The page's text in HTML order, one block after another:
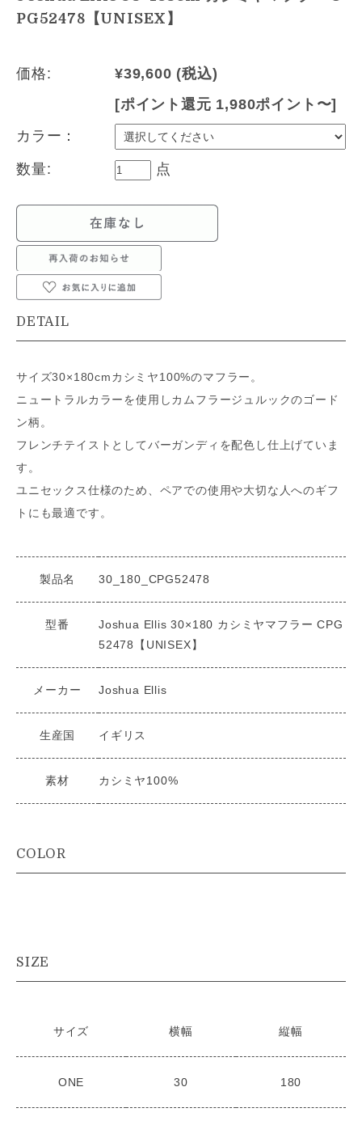
PG52478【UNISEX】
価格: ¥39,600 (税込)
[ポイント還元 1,980ポイント〜]
カラー：
数量: 点
DETAIL
サイズ30×180cmカシミヤ100%のマフラー。
ニュートラルカラーを使用しカムフラージュルックのゴード
ン柄。
フレンチテイストとしてバーガンディを配色し仕上げていま
す。
ユニセックス仕様のため、ペアでの使用や大切な人へのギフ
トにも最適です。
製品名 30_180_CPG52478
型番
Joshua Ellis 30×180 カシミヤマフラー CPG
52478【UNISEX】
メーカー Joshua Ellis
生産国 イギリス
素材 カシミヤ100%
COLOR
SIZE
サイズ 横幅 縦幅
ONE 30 180